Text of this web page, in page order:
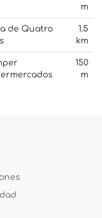
m
de Quatro
1.5
km
150
m